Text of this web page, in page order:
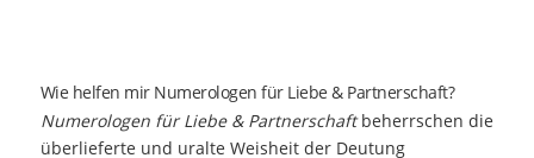
Wie helfen mir Numerologen für Liebe&Partnerschaft?
Numerologen für Liebe & Partnerschaftbeherrschen die
überlieferte und uralte Weisheit der Deutung